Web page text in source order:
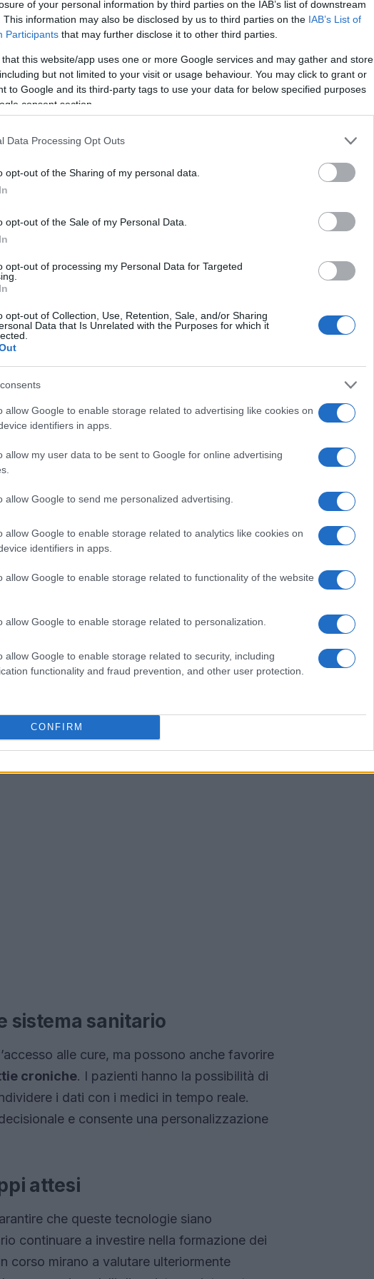
of your personal information by third parties on the IAB’s list of downstream
This information may also be disclosed by us to third parties on the IAB’s List of
Participants that may further disclose it to other third parties.
that this website/app uses one or more Google services and may gather and store
but not limited to your visit or usage behaviour. You may click to grant or
to Google and its third-party tags to use your data for below specified purposes
consent section.
Data Processing Opt Outs
opt-out of the Sharing of my personal data.
opt-out of the Sale of my Personal Data.
opt-out of processing my Personal Data for Targeted
opt-out of Collection, Use, Retention, Sale, and/or Sharing
Data that Is Unrelated with the Purposes for which it
allow Google to enable storage related to advertising like cookies on
identifiers in apps.
allow my user data to be sent to Google for online advertising
allow Google to send me personalized advertising.
allow Google to enable storage related to analytics like cookies on
identifiers in apps.
allow Google to enable storage related to functionality of the website
allow Google to enable storage related to personalization.
allow Google to enable storage related to security, including
functionality and fraud prevention, and other user protection.
CONFIRM
clinico
è stato limitato da diversi fattori, tra cui la
Glistudi clinicidimostrano che una
le cure necessarie a causa di queste
significativi nell’accesso alle cure. Le
e migliorando l’efficienza del sistema
della telemedicina ha portato a un aumento
dei costi per il sistema sanitario. Un recente
soddisfazione più elevati rispetto a quelli che
miglioramento complessivo nell’esperienza
sistema sanitario
alle cure, ma possono anche favorire
croniche. I pazienti hanno la possibilità di
i dati con i medici in tempo reale.
e consente una personalizzazione
attesi
che queste tecnologie siano
continuare a investire nella formazione dei
corso mirano a valutare ulteriormente